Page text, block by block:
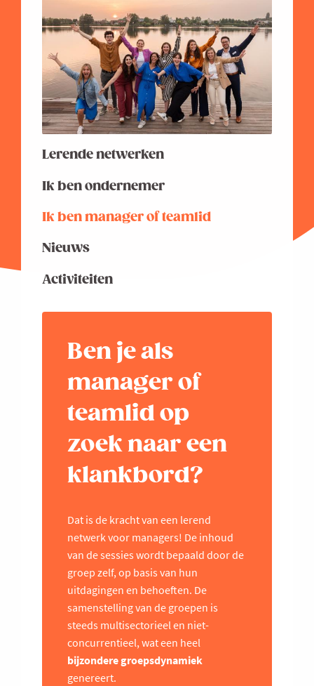
Lerende netwerken
Ik ben ondernemer
Ik ben manager of teamlid
Nieuws
Activiteiten
Ben je als
manager of
teamlid op
zoek naar een
klankbord?
Dat is de kracht van een lerend
netwerk voor managers! De inhoud
van de sessies wordt bepaald door de
groep zelf, op basis van hun
uitdagingen en behoeften. De
samenstelling van de groepen is
steeds multisectorieel en niet-
concurrentieel, wat een heel
bijzondere groepsdynamiek
genereert.